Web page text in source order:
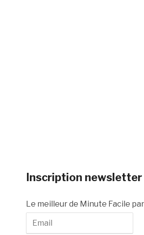
Inscription newsletter
Le meilleur de Minute Facile